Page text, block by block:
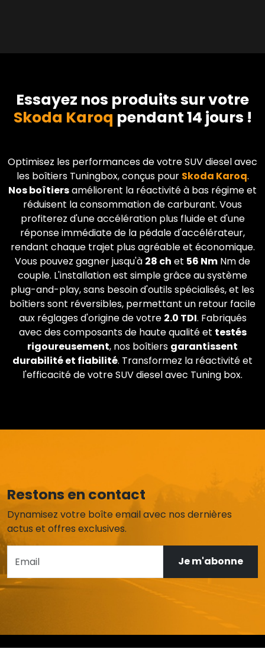
Essayez nos produits sur votre
Skoda Karoq pendant 14 jours !
Optimisez les performances de votre SUV diesel avec
les boîtiers Tuningbox, conçus pour Skoda Karoq.
Nos boîtiersaméliorent la réactivité à bas régime et
réduisent la consommation de carburant. Vous
profiterez d'une accélération plus fluide et d'une
réponse immédiate de la pédale d'accélérateur,
rendant chaque trajet plus agréable et économique.
Vous pouvez gagner jusqu'à 28 ch et 56 Nm Nm de
couple. L'installation est simple grâce au système
plug-and-play, sans besoin d'outils spécialisés, et les
boîtiers sont réversibles, permettant un retour facile
aux réglages d'origine de votre 2.0 TDI. Fabriqués
avec des composants de haute qualité et testés
rigoureusement, nos boîtiers garantissent
durabilité et fiabilité. Transformez la réactivité et
l'efficacité de votre SUV diesel avec Tuning box.
Restons en contact
Dynamisez votre boîte email avec nos dernières
actus et offres exclusives.
Je m'abonne